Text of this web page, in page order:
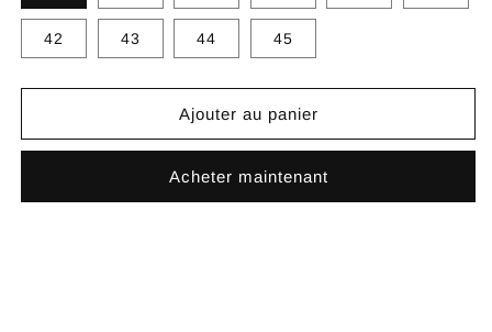
42 43 44 45
Ajouter au panier
Acheter maintenant